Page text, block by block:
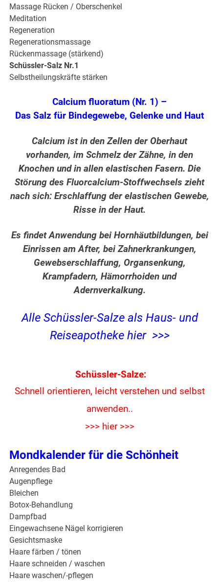
Massage Rücken / Oberschenkel
Meditation
Regeneration
Regenerationsmassage
Rückenmassage (stärkend)
Schüssler-Salz Nr.1
Selbstheilungskräfte stärken
Calcium fluoratum (Nr. 1) –
Das Salz für Bindegewebe, Gelenke und Haut
Calcium ist in den Zellen der Oberhaut
vorhanden, im Schmelz der Zähne, in den
Knochen und in allen elastischen Fasern. Die
Störung des Fluorcalcium-Stoffwechsels zieht
nach sich: Erschlaffung der elastischen Gewebe,
Risse in der Haut.
Es findet Anwendung bei Hornhäutbildungen, bei
Einrissen am After, bei Zahnerkrankungen,
Gewebserschlaffung, Organsenkung,
Krampfadern, Hämorrhoiden und
Adernverkalkung.
Alle Schüssler-Salze als Haus- und
Reiseapotheke hier >>>
Schüssler-Salze:
Schnell orientieren, leicht verstehen und selbst
anwenden..
>>> hier >>>
Mondkalender für die Schönheit
Anregendes Bad
Augenpflege
Bleichen
Botox-Behandlung
Dampfbad
Eingewachsene Nägel korrigieren
Gesichtsmaske
Haare färben / tönen
Haare schneiden / waschen
Haare waschen/-pflegen